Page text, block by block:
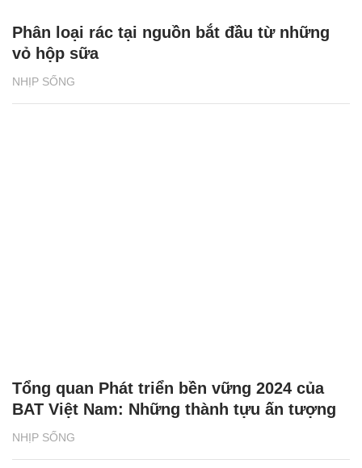
NHỊP SỐNG
Phân loại rác tại nguồn bắt đầu từ những
vỏ hộp sữa
NHỊP SỐNG
Tổng quan Phát triển bền vững 2024 của
BAT Việt Nam: Những thành tựu ấn tượng